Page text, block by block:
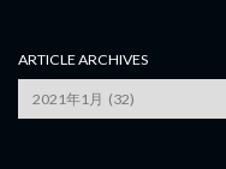
ARTICLE ARCHIVES
Archives